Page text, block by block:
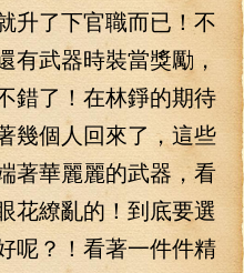
升了下官職而已！不
有武器時裝當獎勵，
錯了！在林錚的期待
幾個人回來了，這些
著華麗麗的武器，看
花繚亂的！到底要選
呢？！看著一件件精